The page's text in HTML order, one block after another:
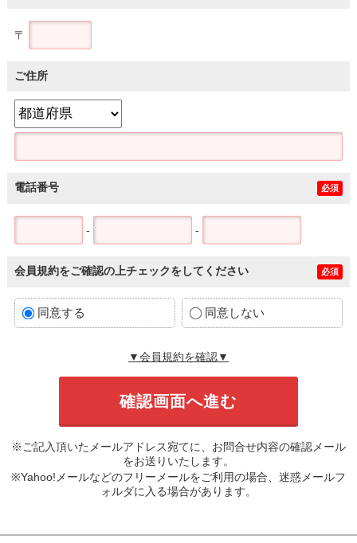
〒
ご住所
電話番号 必須
- -
会員規約をご確認の上チェックをしてください 必須
同意する 同意しない
▼会員規約を確認▼
※ご記入頂いたメールアドレス宛てに、お問合せ内容の確認メール
をお送りいたします。
※Yahoo!メールなどのフリーメールをご利用の場合、迷惑メールフ
ォルダに入る場合があります。